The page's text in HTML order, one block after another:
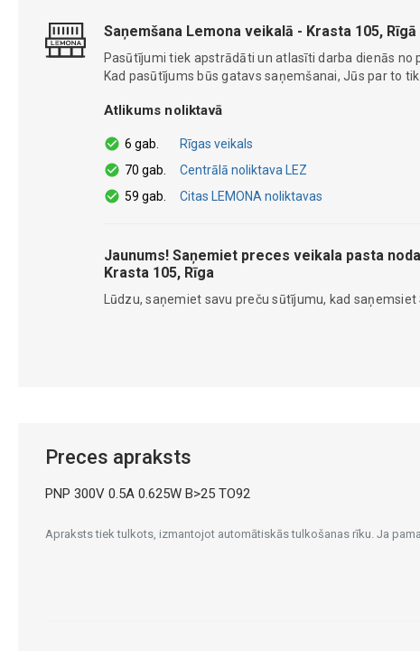
Saņemšana Lemona veikalā - Krasta 105, Rīgā
Pasūtījumi tiek apstrādāti un atlasīti darba dienās no
Kad pasūtījums būs gatavs saņemšanai, Jūs par to
Atlikums noliktavā
6 gab.
Rīgas veikals
70 gab.
Centrālā noliktava LEZ
59 gab.
Citas LEMONA noliktavas
Jaunums! Saņemiet preces veikala pasta
Krasta 105, Rīga
Lūdzu, saņemiet savu preču sūtījumu, kad saņemsiet
Preces apraksts
PNP 300V 0.5A 0.625W B>25 TO92
Apraksts tiek tulkots, izmantojot automātiskās tulkošanas rīku. Ja